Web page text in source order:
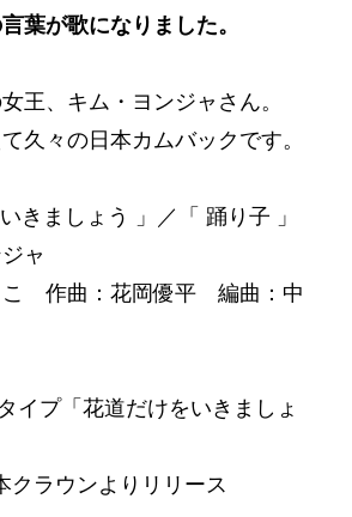
葉が歌になりました。
王、キム・ヨンジャさん。
久々の日本カムバックです。
きましょう 」／「 踊り子 」
ャ
こ 作曲：花岡優平 編曲：中
イプ「花道だけをいきましょ
クラウンよりリリース